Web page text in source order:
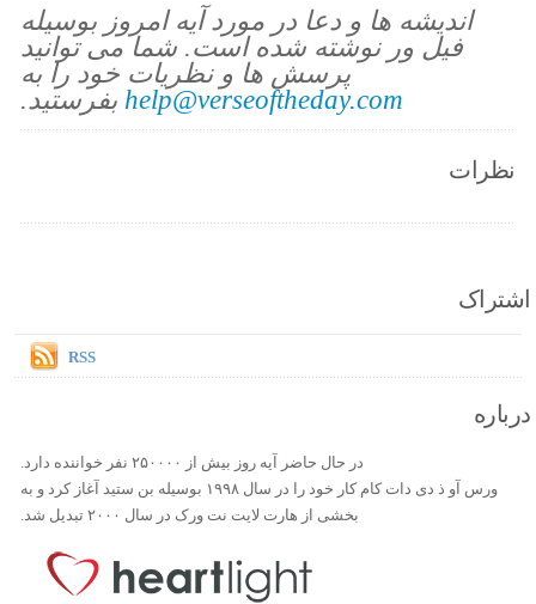
اندیشه ها و دعا در مورد آیه امروز بوسیله
فیل ور نوشته شده است. شما می توانید
پرسش ها و نظریات خود را به
help@verseoftheday.com بفرستید.
نظرات
اشتراک
RSS
درباره
در حال حاضر آیه روز بیش از ۲۵۰۰۰۰ نفر خواننده دارد.
ورس آو ذ دی دات کام کار خود را در سال ۱۹۹۸ بوسیله بن ستید آغاز کرد و به
بخشی از هارت لایت نت ورک در سال ۲۰۰۰ تبدیل شد.